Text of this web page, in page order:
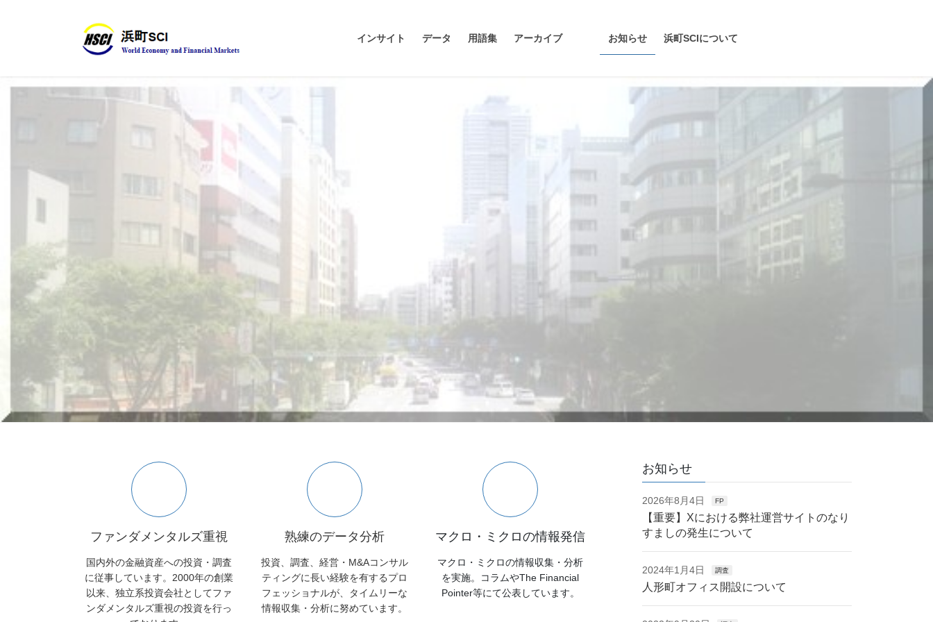
インサイト データ 用語集 アーカイブ お知らせ 浜町SCIについて
ファンダメンタルズ重視
国内外の金融資産への投資・調査
に従事しています。2000年の創業
以来、独立系投資会社としてファ
ンダメンタルズ重視の投資を行っ
熟練のデータ分析
投資、調査、経営・M&Aコンサル
ティングに長い経験を有するプロ
フェッショナルが、タイムリーな
情報収集・分析に努めています。
マクロ・ミクロの情報発信
マクロ・ミクロの情報収集・分析
を実施。コラムやThe Financial
Pointer等にて公表しています。
お知らせ
2026年8月4日 FP
【重要】Xにおける弊社運営サイトのなり
すましの発生について
2024年1月4日 調査
人形町オフィス開設について